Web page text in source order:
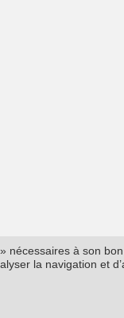
nécessaires à son
la navigation et